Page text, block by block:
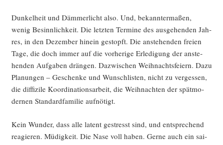
Dun­kel­heit und Däm­mer­licht also. Und, bekann­ter­ma­ßen,
wenig Besinn­lich­keit. Die letz­ten Ter­mi­ne des aus­ge­hen­den Jah­
res, in den Dezem­ber hin­ein gestopft. Die anste­hen­den frei­en
Tage, die doch immer auf die vor­he­ri­ge Erle­di­gung der anste­
hen­den Auf­ga­ben drän­gen. Dazwi­schen Weih­nachts­fei­ern. Dazu
Pla­nun­gen – Geschen­ke und Wunsch­lis­ten, nicht zu ver­ges­sen,
die dif­fi­zi­le Koor­di­na­ti­ons­ar­beit, die Weih­nach­ten der spät­mo­
der­nen Stan­dard­fa­mi­lie aufnötigt.
Kein Wun­der, dass alle latent gestresst sind, und ent­spre­chend
reagie­ren. Müdig­keit. Die Nase voll haben. Ger­ne auch ein sai­